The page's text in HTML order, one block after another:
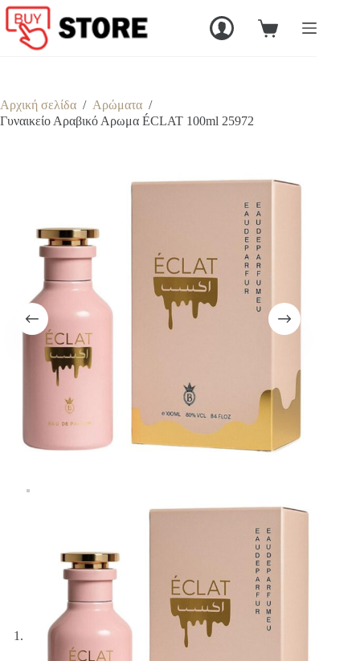
Μετάβαση
στο
περιεχόμενο
Καλάθι
Αρχική σελίδα / Αρώματα /
Γυναικείο Αραβικό Αρωμα ÉCLAT 100ml 25972